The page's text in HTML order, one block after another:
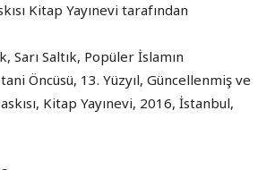
Kitap Yayınevi tarafından
Sarı Saltık, Popüler İslamın
Öncüsü, 13. Yüzyıl, Güncellenmiş ve
Kitap Yayınevi, 2016, İstanbul,